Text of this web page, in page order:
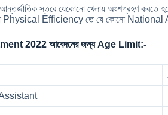
আন্তর্জাতিক স্তরে যেকোনো খেলায় অংশগ্রহণ
Physical Efficiency তে যে কোনো National
2022 আবেদনের জন্য Age Limit:-